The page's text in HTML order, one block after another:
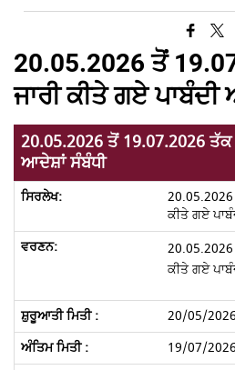
20.05.2026 ਤੋਂ
ਜਾਰੀ ਕੀਤੇ ਗਏ
20.05.2026 ਤੋਂ 19.07.2026 ਤੱਕ
ਆਦੇਸ਼ਾਂ ਸੰਬੰਧੀ
ਕੀਤੇ ਗਏ
ਕੀਤੇ ਗਏ
20/05/2026
19/07/2026